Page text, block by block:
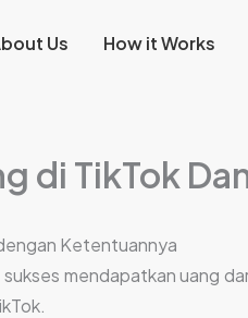
Us How it Works
di TikTok
Ketentuannya
mendapatkan uang